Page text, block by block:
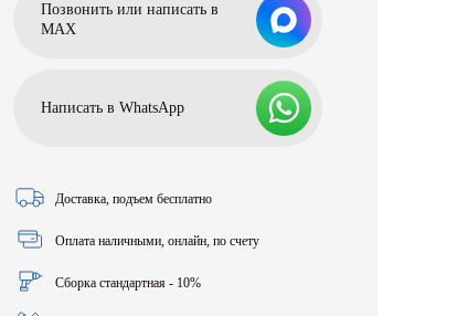
Позвонить или написать в
МАХ
Написать в WhatsApp
Доставка, подъем бесплатно
Оплата наличными, онлайн, по счету
Сборка стандартная - 10%